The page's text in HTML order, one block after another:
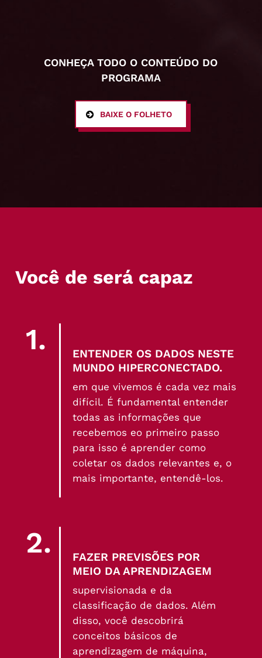
CONHEÇA TODO O CONTEÚDO DO
PROGRAMA
BAIXE O FOLHETO
Você de será capaz
1.
ENTENDER OS DADOS NESTE
MUNDO HIPERCONECTADO.
em que vivemos é cada vez mais
difícil. É fundamental entender
todas as informações que
recebemos eo primeiro passo
para isso é aprender como
coletar os dados relevantes e, o
mais importante, entendê-los.
2.
FAZER PREVISÕES POR
MEIO DA APRENDIZAGEM
supervisionada e da
classificação de dados. Além
disso, você descobrirá
conceitos básicos de
aprendizagem de máquina,